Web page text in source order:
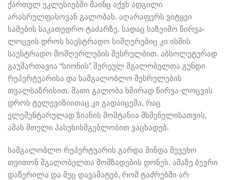
ქართულ ეკლესიებში მაინც აქვს ადგილი
არასრულფასოვან გალობას. აღარაფერს ვიტყვი
სამების საკათედრო ტაძარზე, სადაც საზეიმო წირვა-
ლოცვის დროს საესტრადო სიმღერებიც კი ისმის
საესტრადო მომღერლების შესრულბით. აბსოლუტურად
გაუმართავია “სიონის” შერეულ მგალობელთა გუნდი
რეპერტუარისა და სამგალობლო შესრულების
თვალსაზრისით. მათი გალობა ხშირად წირვა-ლოცვის
დროს ტელევიზიითაც კი გადაიცემა, რაც
ელემენტარულად ზიანის მომტანია მსმენელისათვის,
ამას მთელი პასუხისმგებლობით ვაცხადებ.
სამგალობლო რეპერტუარის გარდა მინდა შევეხო
თვითონ მგალობელთა მომზადების დონეს. ამაზე ბევრი
დაწერილა და მეც დავამატებ, რომ ტაძრებში არ